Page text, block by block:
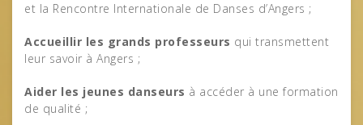
et la Rencontre Internationale de Danses d’Angers ;
Accueillir les grands professeurs qui transmettent
leur savoir à Angers ;
Aider les jeunes danseurs à accéder à une formation
de qualité ;